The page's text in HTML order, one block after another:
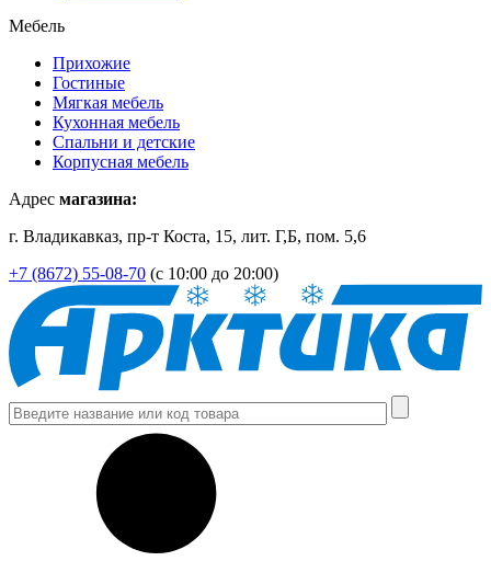
Мебель
Прихожие
Гостиные
Мягкая мебель
Кухонная мебель
Спальни и детские
Корпусная мебель
Адрес магазина:
г. Владикавказ, пр-т Коста, 15, лит. Г,Б, пом. 5,6
+7 (8672) 55-08-70 (с 10:00 до 20:00)